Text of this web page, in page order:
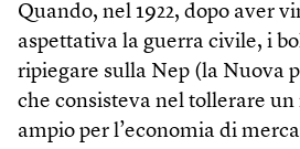
Quando, nel 1922, dopo aver
aspettativa la guerra civile, i
ripiegare sulla Nep (la Nuova
che consisteva nel tollerare
ampio per l’economia di